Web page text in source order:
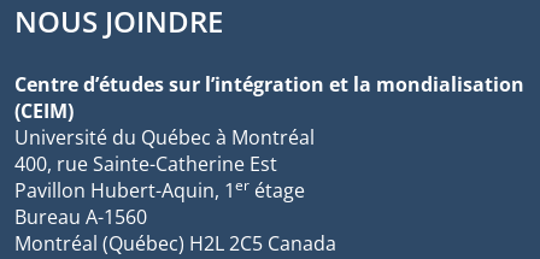
NOUS JOINDRE
Centre d’études sur l’intégration et la mondialisation
(CEIM)
Université du Québec à Montréal
400, rue Sainte-Catherine Est
Pavillon Hubert-Aquin, 1er étage
Bureau A-1560
Montréal (Québec) H2L 2C5 Canada